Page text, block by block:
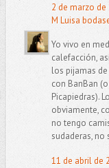
2 de marzo de
M Luisa
Yo vivo en
calefacción,
los pijamas
con BanBan
Picapiedras).
obviamente,
no tengo
sudaderas, no
11 de abril de